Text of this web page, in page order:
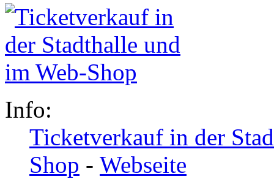
Info:
Ticketverkauf in der
Shop - Webseite